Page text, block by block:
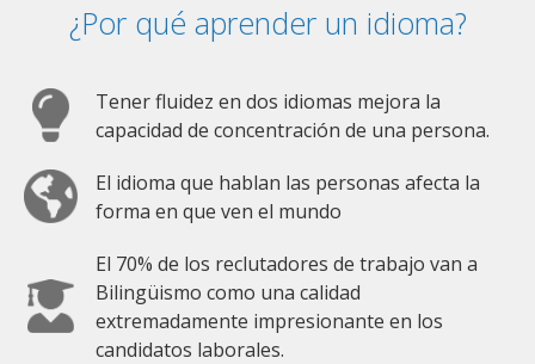
¿Por qué aprender un idioma?
Tener fluidez en dos idiomas mejora la
capacidad de concentración de una persona.
El idioma que hablan las personas afecta la
forma en que ven el mundo
El 70% de los reclutadores de trabajo van a
Bilingüismo como una calidad
extremadamente impresionante en los
candidatos laborales.